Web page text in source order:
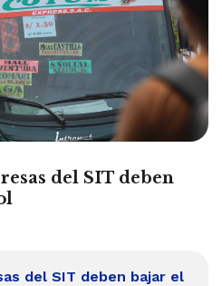
del SIT deben
del SIT deben bajar el